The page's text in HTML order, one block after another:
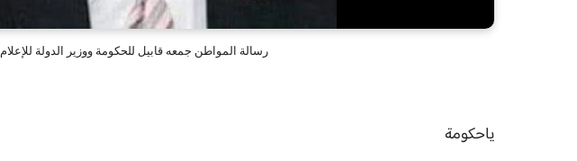
رسالة المواطن جمعه قابيل للحكومة ووزير الدولة للإعلام
ياحكومة